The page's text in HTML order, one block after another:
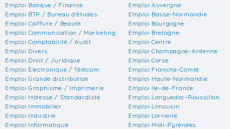
Emploi Banque / Finance
Emploi BTP / Bureau d'études
Emploi Coiffure / Beauté
Emploi Communication / Marketing
Emploi Comptabilité / Audit
Emploi Divers
Emploi Droit / Juridique
Emploi Electronique / Télécom
Emploi Grande distribution
Emploi Graphisme / Imprimerie
Emploi Hôtesse / Standardiste
Emploi Immobilier
Emploi Industrie
Emploi Informatique
Emploi Auvergne
Emploi Basse-Normandie
Emploi Bourgogne
Emploi Bretagne
Emploi Centre
Emploi Champagne-Ardenne
Emploi Corse
Emploi Franche-Comté
Emploi Haute-Normandie
Emploi Ile-de-France
Emploi Languedoc-Roussillon
Emploi Limousin
Emploi Lorraine
Emploi Midi-Pyrénées